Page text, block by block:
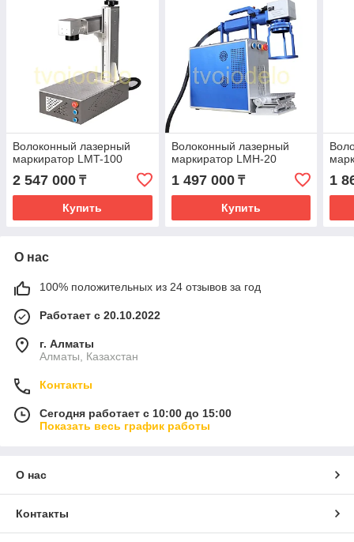
Волоконный лазерный
маркиратор LMT-100
2 547 000 ₸
Купить
Волоконный лазерный
маркиратор LMH-20
1 497 000₸
Купить
1
О нас
100% положительных из 24 отзывов за год
Работает с 20.10.2022
г. Алматы
Алматы, Казахстан
Контакты
Сегодня работает с 10:00 до 15:00
Показать весь график работы
О нас
Контакты